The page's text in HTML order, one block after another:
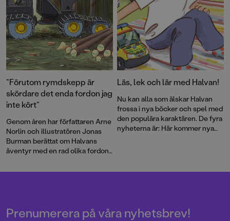
”Förutom rymdskepp är
skördare det enda fordon jag
inte kört”
Genom åren har författaren Arne
Norlin och illustratören Jonas
Burman berättat om Halvans
äventyr med en rad olika fordon.
skogsmaskinist får Halvan köra
näringar. Barnböckerna om
Halvan har sålt i mer än 2 miljoner
Läs, lek och lär med Halvan!
Nu kan alla som älskar Halvan
frossa i nya böcker och spel med
den populära karaktären. De fyra
nyheterna är: Här kommer nya
Prenumerera på våra nyhetsbrev!